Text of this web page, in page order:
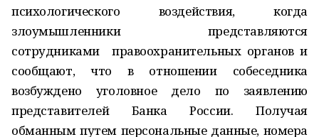
психологического воздействия, когда
злоумышленники представляются
сотрудниками правоохранительных органов и
сообщают, что в отношении собеседника
возбуждено уголовное дело по заявлению
представителей Банка России. Получая
обманным путем персональные данные, номера